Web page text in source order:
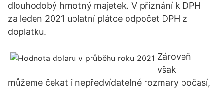
dlouhodobý hmotný majetek. V přiznání k DPH
za leden 2021 uplatní plátce odpočet DPH z
doplatku.
Zároveň
však
můžeme čekat i nepředvídatelné rozmary počasí,